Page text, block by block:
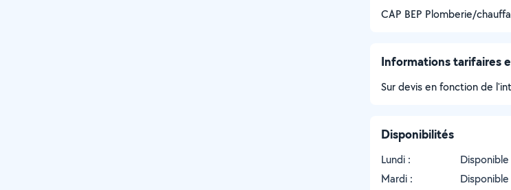
CAP BEP Plomberie/
Informations tarifaires
Sur devis en fonction de
Disponibilités
Lundi :
Mardi :